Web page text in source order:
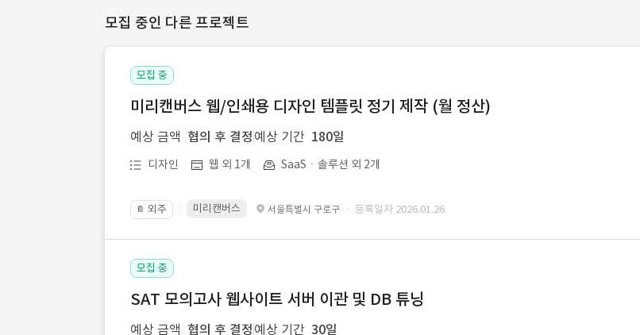
모집 중인 다른 프로젝트
모집 중
미리캔버스 웹/인쇄용 디자인 템플릿 정기 제작 (월 정산)
예상 금액 협의 후 결정 예상 기간 180일
디자인 웹 외 1개 SaaSㆍ솔루션 외 2개
📔 외주 미리캔버스 서울특별시 구로구 · 등록일자 2026.01.26.
모집 중
SAT 모의고사 웹사이트 서버 이관 및 DB 튜닝
예상 금액 협의 후 결정 예상 기간 30일